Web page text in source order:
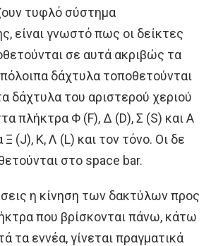
τυφλό σύστημα
είναι γνωστό πως οι δείκτες
σε αυτά ακριβώς τα
δάχτυλα τοποθετούνται
δάχτυλα του αριστερού χεριού
πλήκτρα Φ (F), Δ (D), Σ (S) και Α
Ξ (J), Κ, Λ (L) και τον τόνο. Οι δε
στο space bar.
η κίνηση των δακτύλων προς
που βρίσκονται πάνω, κάτω
τα εννέα, γίνεται πραγματικά